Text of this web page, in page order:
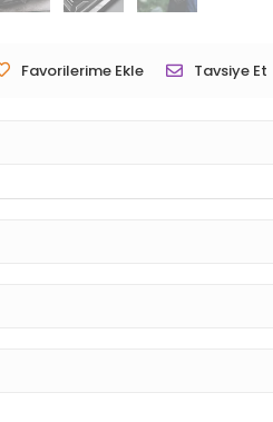
Favorilerime Ekle Tavsiye Et